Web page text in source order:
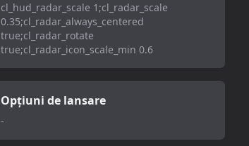
cl_hud_radar_scale 1;cl_radar_scale
0.35;cl_radar_always_centered
true;cl_radar_rotate
true;cl_radar_icon_scale_min 0.6
Opțiuni de lansare
-